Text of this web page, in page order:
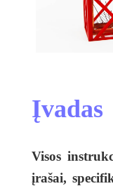
Įvadas
Visos
įrašai,